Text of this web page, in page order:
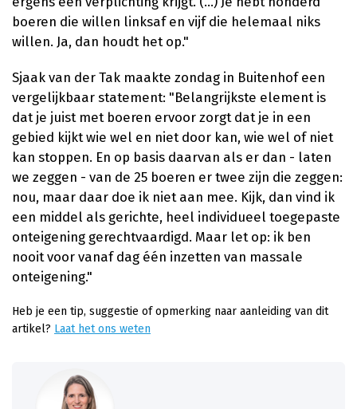
boeren die willen linksaf en vijf die helemaal niks
willen. Ja, dan houdt het op."
Sjaak van der Tak maakte zondag in Buitenhof een
vergelijkbaar statement: "Belangrijkste element is
dat je juist met boeren ervoor zorgt dat je in een
gebied kijkt wie wel en niet door kan, wie wel of niet
kan stoppen. En op basis daarvan als er dan - laten
we zeggen - van de 25 boeren er twee zijn die zeggen:
nou, maar daar doe ik niet aan mee. Kijk, dan vind ik
een middel als gerichte, heel individueel toegepaste
onteigening gerechtvaardigd. Maar let op: ik ben
nooit voor vanaf dag één inzetten van massale
onteigening."
Heb je een tip, suggestie of opmerking naar aanleiding van dit
artikel? Laat het ons weten